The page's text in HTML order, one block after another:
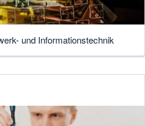
und Informationstechnik